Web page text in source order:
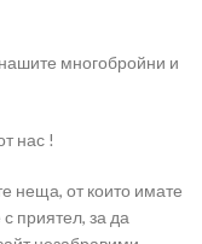
многобройни и
нас !
неща, от които имате
приятел, за да